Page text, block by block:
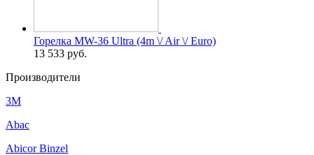
Горелка MW-36 Ultra (4m \/ Air \/ Euro)
13 533 руб.
Производители
3M
Abac
Abicor Binzel